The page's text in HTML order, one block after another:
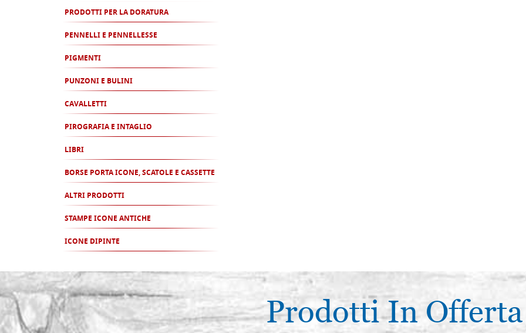
PRODOTTI PER LA DORATURA
PENNELLI E PENNELLESSE
PIGMENTI
PUNZONI E BULINI
CAVALLETTI
PIROGRAFIA E INTAGLIO
LIBRI
BORSE PORTA ICONE, SCATOLE E CASSETTE
ALTRI PRODOTTI
STAMPE ICONE ANTICHE
ICONE DIPINTE
Prodotti In Offerta